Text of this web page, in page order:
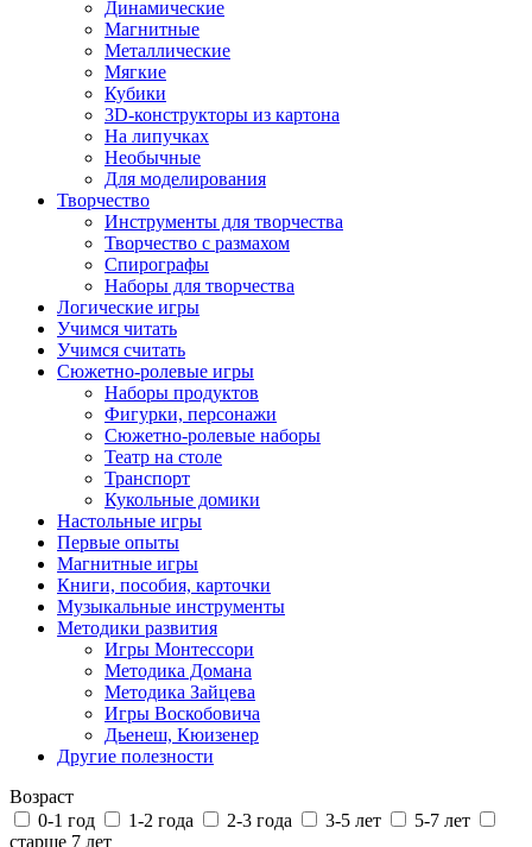
Динамические
Магнитные
Металлические
Мягкие
Кубики
3D-конструкторы из картона
На липучках
Необычные
Для моделирования
Творчество
Инструменты для творчества
Творчество с размахом
Спирографы
Наборы для творчества
Логические игры
Учимся читать
Учимся считать
Сюжетно-ролевые игры
Наборы продуктов
Фигурки, персонажи
Сюжетно-ролевые наборы
Театр на столе
Транспорт
Кукольные домики
Настольные игры
Первые опыты
Магнитные игры
Книги, пособия, карточки
Музыкальные инструменты
Методики развития
Игры Монтессори
Методика Домана
Методика Зайцева
Игры Воскобовича
Дьенеш, Кюизенер
Другие полезности
Возраст
0-1 год
1-2 года 2-3 года 3-5 лет
5-7 лет
старше 7 лет